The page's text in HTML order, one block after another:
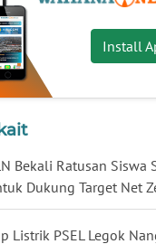
Install
Bekali Ratusan Siswa
Dukung Target Net
Listrik PSEL Legok